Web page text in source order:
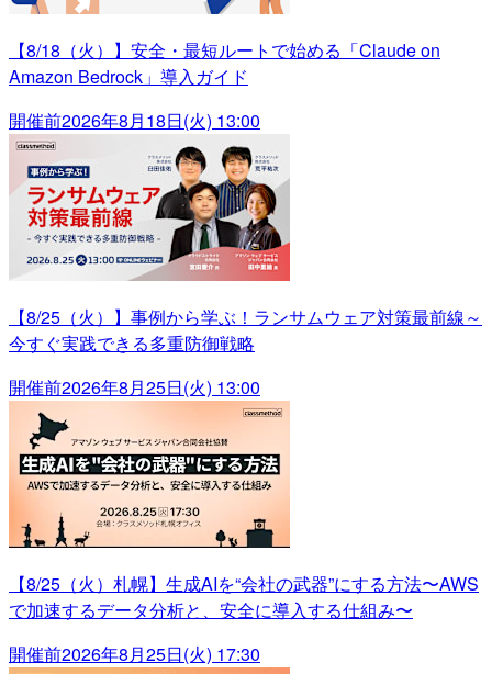
【8/18（火）】安全・最短ルートで始める「Claude on
Amazon Bedrock」導入ガイド
開催前2026年8月18日(火) 13:00
【8/25（火）】事例から学ぶ！ランサムウェア対策最前線～
今すぐ実践できる多重防御戦略
開催前2026年8月25日(火) 13:00
【8/25（火）札幌】生成AIを“会社の武器”にする方法〜AWS
で加速するデータ分析と、安全に導入する仕組み〜
開催前2026年8月25日(火) 17:30